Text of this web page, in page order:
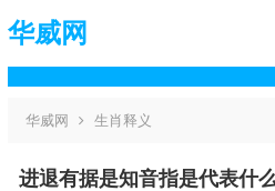
华威网
华威网 生肖释义
进退有据是知音指是代表什